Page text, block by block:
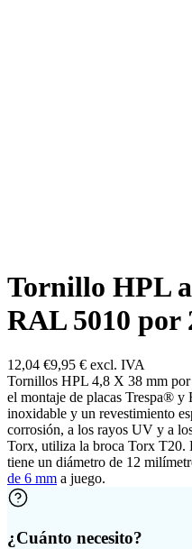
Tornillo HPL
RAL 5010 por
12,04 €9,95 € excl. IVA
Tornillos HPL 4,8 X 38 mm por
el montaje de placas Trespa®
inoxidable y un revestimiento
corrosión, a los rayos UV y a
Torx, utiliza la broca Torx T20.
tiene un diámetro de 12
de 6 mm a juego.
¿Cuánto necesito?